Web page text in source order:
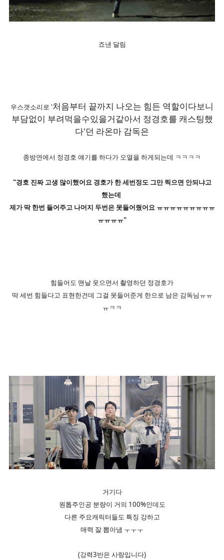
죠낸 달림
우스갯소리로 '처음부터 끝까지 나오는 힘든 역할이다보니
부담없이 부려먹을수있을거같아서 정경호를 캐스팅했
다'던 라온마 감독은
종방연에서 정경호 얘기를 하다가 오열을 하게되는데 ㅋㅋㅋㅋ
"경호 진짜 고생 많이했어요 경호가 한 세번정도 그만 찍으면 안되냐고
했는데
제가 딱 한번 들어주고 나머지 두번은 못들어줬어요 ㅠㅠㅠㅠㅠㅠㅠㅠㅠ
ㅠㅠㅠㅠ"
힘들어도 맨날 웃으면서 촬영하던 정경호가
딱 세번 힘들다고 표현한건데 그걸 못들어준게 한으로 남은 감독님ㅠㅠ
ㅠㅋㅋ
거기다
원톱주인공 분량이 거의 100%인데도
다른 주요캐릭터들도 특징 강하고
매력 잘 뽑아냄 ㅜㅜㅜ
(강력3반은 사랑입니다)